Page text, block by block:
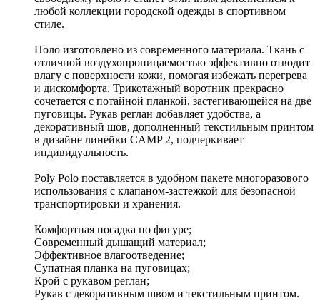
любой коллекции городской одежды в спортивном
стиле.
Поло изготовлено из современного материала. Ткань с
отличной воздухопроницаемостью эффективно отводит
влагу с поверхности кожи, помогая избежать перегрева
и дискомфорта. Трикотажный воротник прекрасно
сочетается с потайной планкой, застегивающейся на две
пуговицы. Рукав реглан добавляет удобства, а
декоративный шов, дополненный текстильным принтом
в дизайне линейки CAMP 2, подчеркивает
индивидуальность.
Poly Polo поставляется в удобном пакете многоразового
использования с клапаном-застежкой для безопасной
транспортировки и хранения.
Комфортная посадка по фигуре;
Современный дышащий материал;
Эффективное влагоотведение;
Супатная планка на пуговицах;
Крой с рукавом реглан;
Рукав с декоративным швом и текстильным принтом.